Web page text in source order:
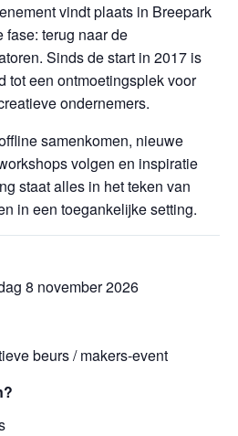
vindt plaats in Breepark
fase: terug naar de
Sinds de start in 2017 is
tot een ontmoetingsplek voor
ondernemers.
samenkomen, nieuwe
volgen en inspiratie
staat alles in het teken van
in een toegankelijke setting.
8 november 2026
beurs / makers-event